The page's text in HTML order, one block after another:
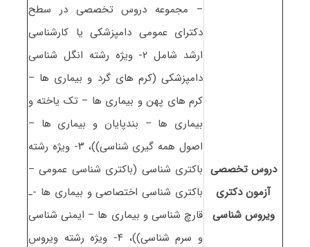
دروس تخصصی
آزمون دکتری
وﻳﺮوس ﺷﻨﺎسی
– مجموعه دروس تخصصی در سطح
دکترای عمومی دامپزشکی یا کارشناسی
ارشد شامل ۲- ویژه رشته انگل شناسی
دامپزشکی (کرم های گرد و بیماری ها –
کرم های پهن و بیماری ها – تک یاخته و
بیماری ها – بندپایان و بیماری ها –
اصول همه گیری شناسی))، ۳- ویژه رشته
باکتری شناسی (باکتری شناسی عمومی –
باکتری شناسی اختصاصی و بیماری ها -ـ
قارچ شناسی و بیماری ها – ایمنی شناسی
و سرم شناسی))، ۴- ویژه رشته ویروس